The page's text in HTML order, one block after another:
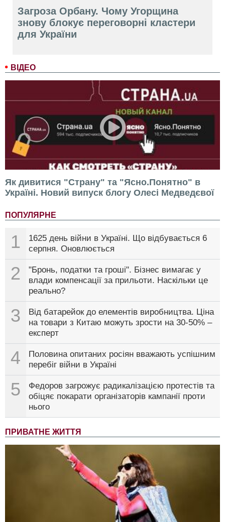
ВІДЕО
Як дивитися "Страну" та "Ясно.Понятно" в
Україні. Новий випуск блогу Олесі Медведєвої
ПОПУЛЯРНЕ
1
1625 день війни в Україні. Що відбувається 6
серпня. Оновлюється
2
"Бронь, податки та гроші". Бізнес вимагає у
влади компенсації за прильоти. Наскільки це
реально?
3
Від батарейок до елементів виробництва. Ціна
на товари з Китаю можуть зрости на 30-50% –
експерт
4
Половина опитаних росіян вважають успішним
перебіг війни в Україні
5
Федоров загрожує радикалізацією протестів та
обіцяє покарати організаторів кампанії проти
нього
ПРИВАТНЕ ЖИТТЯ
Загроза Орбану. Чому Угорщина
знову блокує переговорні кластери
для України